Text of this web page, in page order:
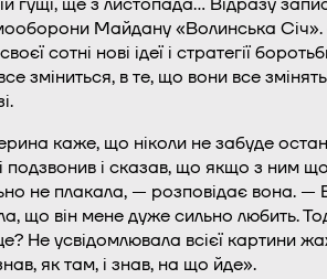
Майдану «Волинська
сотні нові ідеї і стратегії
зміниться, в те, що вони все
каже, що ніколи не забуде
подзвонив і сказав, що якщо з ним
не плакала, — розповідає вона. —
що він мене дуже сильно любить.
Не усвідомлювала всієї картини
як там, і знав, на що йде».